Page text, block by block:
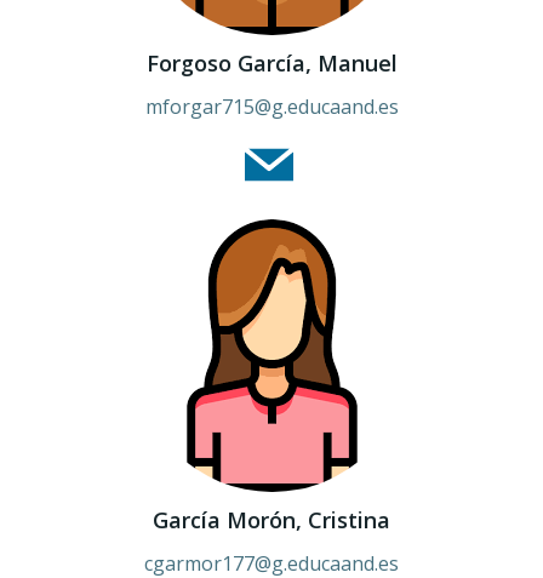
Forgoso García, Manuel
mforgar715@g.educaand.es
García Morón, Cristina
cgarmor177@g.educaand.es